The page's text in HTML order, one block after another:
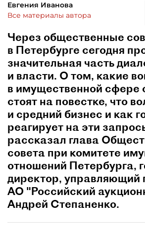
Евгения Иванова
Все материалы автора
Через общественные
в Петербурге сегодня
значительная часть
и власти. О том, какие
в имущественной сфере
стоят на повестке, что
и средний бизнес и как
реагирует на эти
рассказал глава
совета при комитете
отношений Петербурга,
директор, управляющий
АО "Российский
Андрей Степаненко.